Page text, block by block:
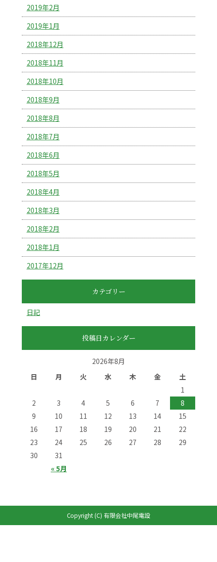
2019年2月
2019年1月
2018年12月
2018年11月
2018年10月
2018年9月
2018年8月
2018年7月
2018年6月
2018年5月
2018年4月
2018年3月
2018年2月
2018年1月
2017年12月
カテゴリー
日記
投稿日カレンダー
2026年8月
日
月 火 水 木 金 土
« 5月
1
2
3 4 5 6 7
8
9
10 11 12 13 14
15
16
17 18 19 20 21
22
23
24 25 26 27 28
29
30
31
Copyright (C) 有限会社中尾電設